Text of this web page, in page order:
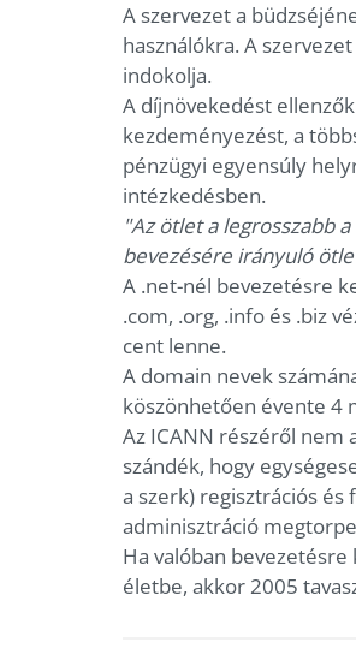
A szervezet a
használókra. A
indokolja.
A díjnövekedést
kezdeményezést, a
pénzügyi egyensúly
intézkedésben.
"Az ötlet a legrosszabb
bevezésére irányuló
A .net-nél bevezetésre
.com, .org, .info és .biz
cent lenne.
A domain nevek
köszönhetően évente 4
Az ICANN részéről nem
szándék, hogy
a szerk) regisztrációs
adminisztráció
Ha valóban
életbe, akkor 2005